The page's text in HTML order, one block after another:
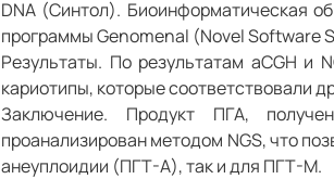
DNA (Синтол). Биоинформатическая
программы Genomenal (Novel Software
Результаты. По результатам aCGH и
кариотипы, которые соответствовали
Заключение. Продукт ПГА,
проанализирован методом NGS, что
анеуплоидии (ПГТ-А), так и для ПГТ-М.